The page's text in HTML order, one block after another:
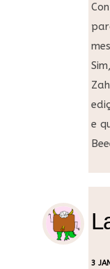
e
3